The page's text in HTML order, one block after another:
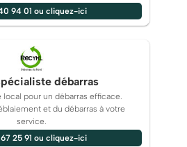
94 01 ou cliquez-ici
débarras
local pour un débarras efficace.
et du débarras à votre
service.
25 91 ou cliquez-ici